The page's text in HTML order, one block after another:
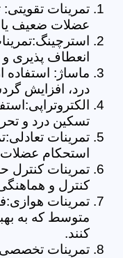
تمرینات
عضلات ضعیف
انعطاف پذیری
ماساژ:
درد، افزایش
تسکین درد و
تمرینات
استحکام
تمرینات کنترل
کنترل و
تمرینات
متوسط که به
کنند.
تمرینات